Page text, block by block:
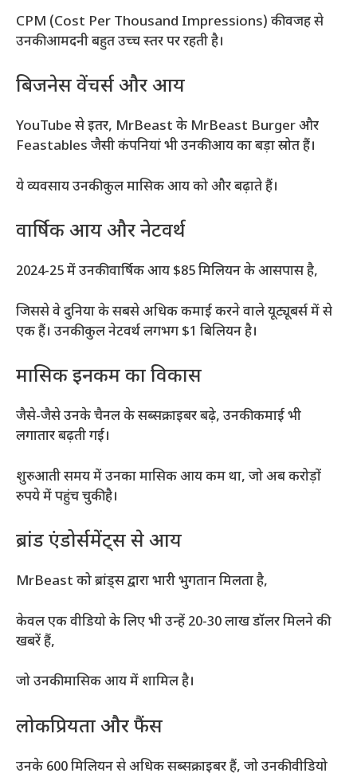
CPM (Cost Per Thousand Impressions) की वजह से
उनकी आमदनी बहुत उच्च स्तर पर रहती है।
बिजनेस वेंचर्स और आय
YouTube से इतर, MrBeast के MrBeast Burger और
Feastables जैसी कंपनियां भी उनकी आय का बड़ा स्रोत हैं।
ये व्यवसाय उनकी कुल मासिक आय को और बढ़ाते हैं।
वार्षिक आय और नेटवर्थ
2024-25 में उनकी वार्षिक आय $85 मिलियन के आसपास है,
जिससे वे दुनिया के सबसे अधिक कमाई करने वाले यूट्यूबर्स में से
एक हैं। उनकी कुल नेटवर्थ लगभग $1 बिलियन है।
मासिक इनकम का विकास
जैसे-जैसे उनके चैनल के सब्सक्राइबर बढ़े, उनकी कमाई भी
लगातार बढ़ती गई।
शुरुआती समय में उनका मासिक आय कम था, जो अब करोड़ों
रुपये में पहुंच चुकी है।
ब्रांड एंडोर्समेंट्स से आय
MrBeast को ब्रांड्स द्वारा भारी भुगतान मिलता है,
केवल एक वीडियो के लिए भी उन्हें 20-30 लाख डॉलर मिलने की
खबरें हैं,
जो उनकी मासिक आय में शामिल है।
लोकप्रियता और फैंस
उनके 600 मिलियन से अधिक सब्सक्राइबर हैं, जो उनकी वीडियो